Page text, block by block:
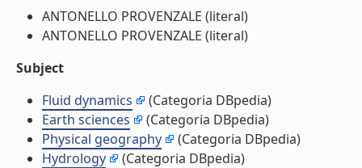
ANTONELLO PROVENZALE (literal)
ANTONELLO PROVENZALE (literal)
Subject
Fluid dynamics
(Categoria DBpedia)
Earth sciences
(Categoria DBpedia)
Physical geography
(Categoria DBpedia)
Hydrology
(Categoria DBpedia)